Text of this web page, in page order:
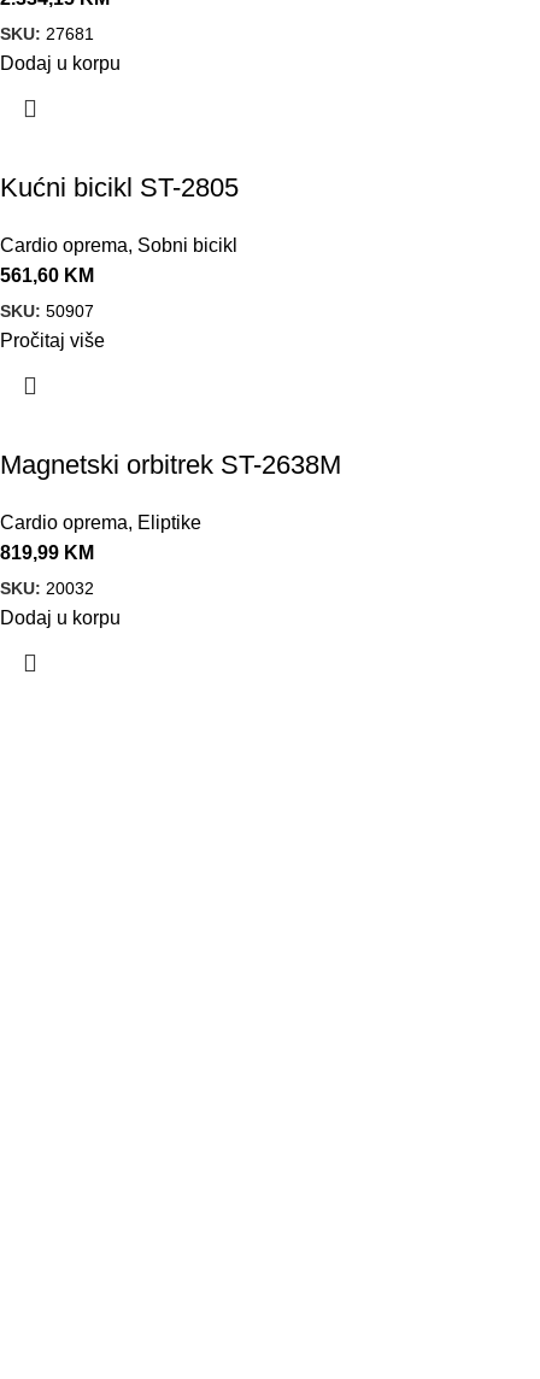
SKU: 27681
Dodaj u korpu
Kućni bicikl ST-2805
Cardio oprema, Sobni bicikl
561,60 KM
SKU: 50907
Pročitaj više
Magnetski orbitrek ST-2638M
Cardio oprema, Eliptike
819,99 KM
SKU: 20032
Dodaj u korpu